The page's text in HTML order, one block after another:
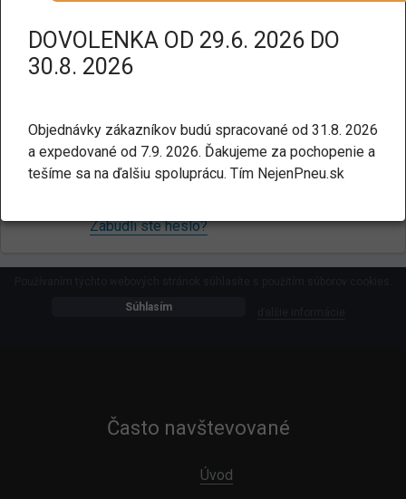
Prihlásiť sa
Zabudli ste heslo?
Súhlasím
Často navštevované
Úvod
DOVOLENKA OD 29.6. 2026 DO
30.8. 2026
Objednávky zákazníkov budú spracované od 31.8. 2026
a expedované od 7.9. 2026. Ďakujeme za pochopenie a
tešíme sa na ďalšiu spoluprácu. Tím NejenPneu.sk